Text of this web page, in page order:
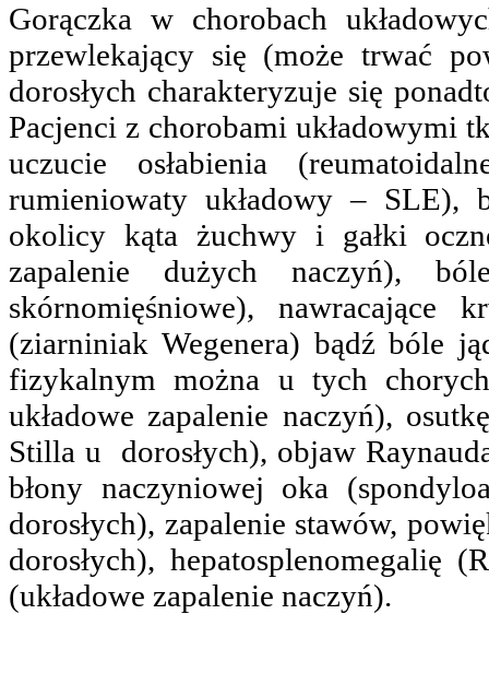
Gorączka w chorobach
przewlekający się (może trwać
dorosłych charakteryzuje się
Pacjenci z chorobami układowymi
uczucie osłabienia
rumieniowaty układowy – SLE),
okolicy kąta żuchwy i gałki
zapalenie dużych naczyń),
skórnomięśniowe),
(ziarniniak Wegenera) bądź bóle
fizykalnym można u tych
układowe zapalenie naczyń),
Stilla u dorosłych), objaw
błony naczyniowej oka
dorosłych), zapalenie stawów,
dorosłych), hepatosplenomegalię
(układowe zapalenie naczyń).